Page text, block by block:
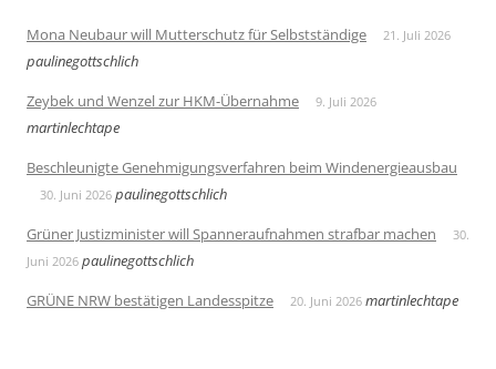
Mona Neubaur will Mutterschutz für Selbstständige 21. Juli 2026
paulinegottschlich
Zeybek und Wenzel zur HKM-Übernahme
9. Juli 2026
martinlechtape
Beschleunigte Genehmigungsverfahren beim Windenergieausbau
30. Juni 2026 paulinegottschlich
Grüner Justizminister will Spanneraufnahmen strafbar machen
30.
Juni 2026 paulinegottschlich
GRÜNE NRW bestätigen Landesspitze
20. Juni 2026 martinlechtape